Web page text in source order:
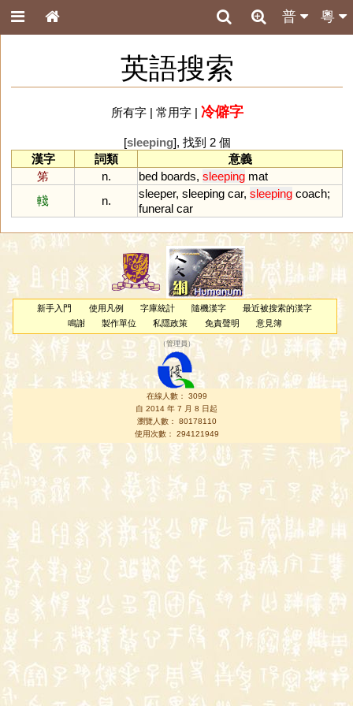
粵
普
英語搜索
所有字| 常用字| 冷僻字
[sleeping], 找到 2 個
漢字
詞類
意義
笫
n. bed boards, sleeping mat
輚
n.
sleeper, sleeping car, sleeping coach;
funeral car
新手入門 使用凡例 字庫統計 隨機漢字
最近被搜索的漢字
鳴謝
製作單位 私隱政策 免責聲明 意見簿
（管理員 ）
在線人數： 3099
自 2014 年 7 月 8 日起
瀏覽人數： 80178110
使用次數： 294121949